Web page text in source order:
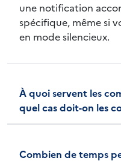
une notification
spécifique, même si
en mode silencieux.
À quoi servent les
quel cas doit-on les
Combien de temps